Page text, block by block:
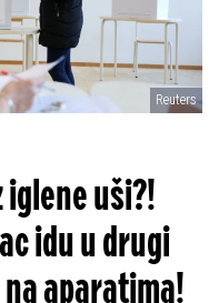
Reuters
iglene uši?!
idu u drugi
aparatima!